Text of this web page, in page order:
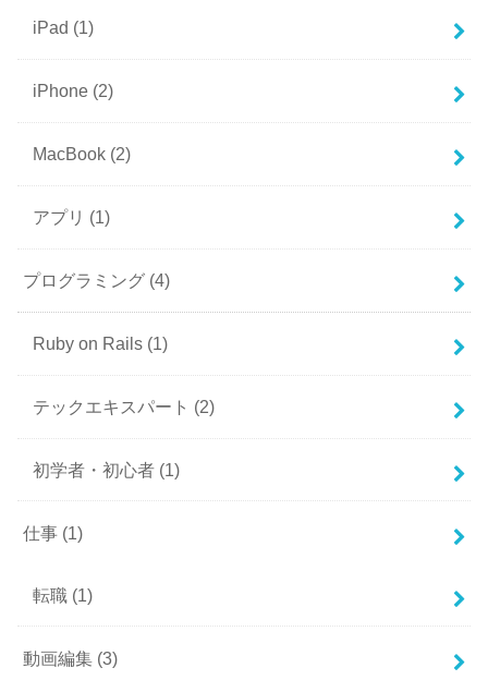
iPad (1)
iPhone (2)
MacBook (2)
アプリ (1)
プログラミング (4)
Ruby on Rails (1)
テックエキスパート (2)
初学者・初心者 (1)
仕事 (1)
転職 (1)
動画編集 (3)